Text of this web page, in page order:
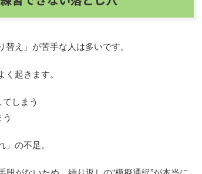
え」が苦手な人は多いです。
起きます。
しまう
の不足。